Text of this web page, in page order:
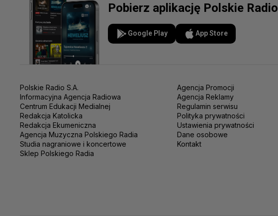
Pobierz aplikację Polskie Radio
Google Play App Store
Polskie Radio S.A.
Informacyjna Agencja Radiowa
Centrum Edukacji Medialnej
Redakcja Katolicka
Redakcja Ekumeniczna
Agencja Muzyczna Polskiego Radia
Studia nagraniowe i koncertowe
Sklep Polskiego Radia
Agencja Promocji
Agencja Reklamy
Regulamin serwisu
Polityka prywatności
Ustawienia prywatności
Dane osobowe
Kontakt